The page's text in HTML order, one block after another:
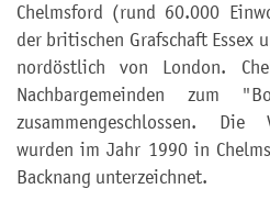
Chelmsford (rund 60.000
der britischen Grafschaft Essex
nordöstlich von London.
Nachbargemeinden zum
zusammengeschlossen. Die
wurden im Jahr 1990 in
Backnang unterzeichnet.